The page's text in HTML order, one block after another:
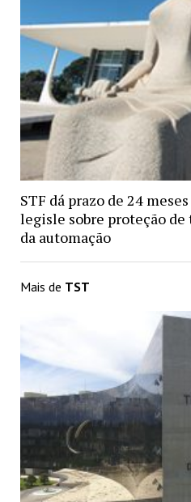
STF dá prazo de 24
legisle sobre proteção
da automação
Mais de TST